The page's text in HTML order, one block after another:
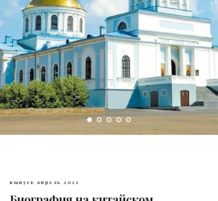
выпуск апрель 2021